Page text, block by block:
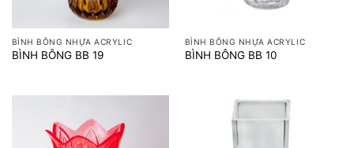
BÌNH BÔNG NHỰA ACRYLIC
BÌNH BÔNG BB 19
BÌNH BÔNG NHỰA ACRYLIC
BÌNH BÔNG BB 10